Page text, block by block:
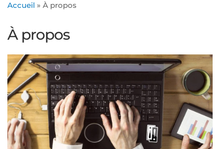
Accueil » À propos
À propos